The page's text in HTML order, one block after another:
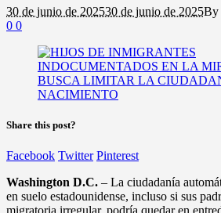
30 de junio de 202530 de junio de 2025By
0 0
Share this post?
Facebook Twitter Pinterest
Washington D.C. – La ciudadanía
en suelo estadounidense, incluso si sus